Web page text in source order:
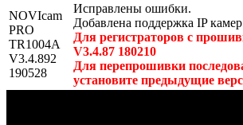
NOVIcam
PRO
TR1004A
V3.4.892
190528
Исправлены ошибки.
Добавлена поддержка IP
Для регистраторов с
V3.4.87 180210
Для перепрошивки
установите предыдущие